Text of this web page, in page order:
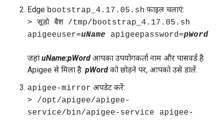
Edge bootstrap_4.17.05.sh फ़ाइल चलाएं:
> सूडो बैश /tmp/bootstrap_4.17.05.sh
apigeeuser=uName apigeepassword=pWord
जहां uName:pWord आपका उपयोगकर्ता नाम और पासवर्ड है
Apigee से मिला है. pWord को छोड़ने पर, आपको उसे डालें.
apigee-mirror अपडेट करें:
> /opt/apigee/apigee-
service/bin/apigee-service apigee-